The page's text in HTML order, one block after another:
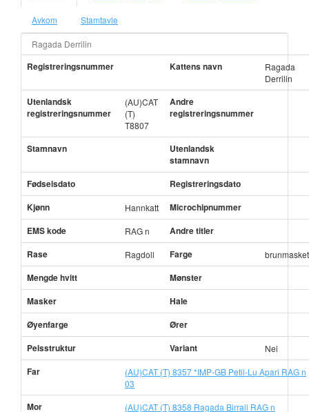
Avkom Stamtavle
Ragada Derrilin
Registreringsnummer Kattens navn
Ragada
Derrilin
Utenlandsk
registreringsnummer
(AU)CAT
(T)
T8807
Andre
registreringsnummer
Stamnavn
Utenlandsk
stamnavn
Fødselsdato
Registreringsdato
Kjønn
Hannkatt
Microchipnummer
EMS kode
RAG n
Andre titler
Rase
Ragdoll Farge brunmasket
Mengde hvitt
Mønster
Masker
Hale
Øyenfarge
Ører
Pelsstruktur
Variant Nei
Far
(AU)CAT (T) 8357 *IMP-GB Petil-Lu Apari RAG n
03
Mor (AU)CAT (T) 8358 Ragada Birrali RAG n